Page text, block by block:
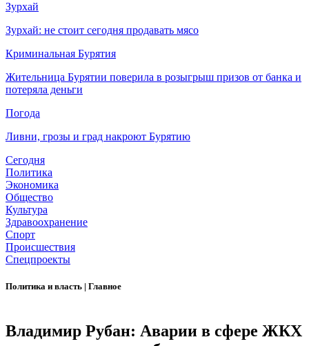
Зурхай
Зурхай: не стоит сегодня продавать мясо
Криминальная Бурятия
Жительница Бурятии поверила в розыгрыш призов от банка и
потеряла деньги
Погода
Ливни, грозы и град накроют Бурятию
Сегодня
Политика
Экономика
Общество
Культура
Здравоохранение
Спорт
Происшествия
Спецпроекты
Политика и власть | Главное
Владимир Рубан: Аварии в сфере ЖКХ